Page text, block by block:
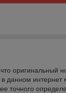
оригинальный
данном интернет
точного